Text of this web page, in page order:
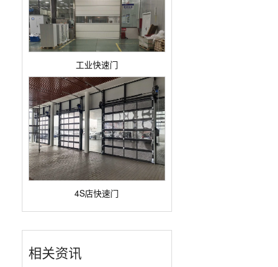
工业快速门
4S店快速门
相关资讯